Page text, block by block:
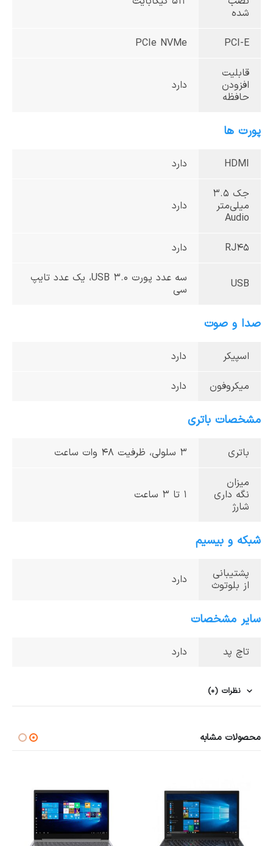
شده
PCI-E
PCIe NVMe
قابلیت
افزودن
حافظه
دارد
پورت ها
HDMI دارد
جک 3.5
میلی‌متر
Audio
دارد
RJ45 دارد
USB
سه عدد پورت USB 3.0، یک عدد تایپ
سی
صدا و صوت
اسپیکر دارد
میکروفون دارد
مشخصات باتری
باتری 3 سلولی، ظرفیت 48 وات ساعت
میزان
نگه داری
شارژ
۱ تا ۳ ساعت
شبکه و بیسیم
پشتیبانی
از بلوتوث
دارد
سایر مشخصات
تاچ پد دارد
نظرات (0)
محصولات مشابه